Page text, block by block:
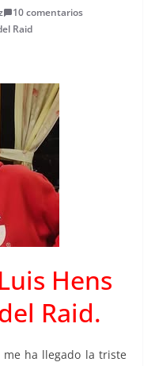
10 comentarios
Raid
Hens
Raid.
me ha llegado la triste